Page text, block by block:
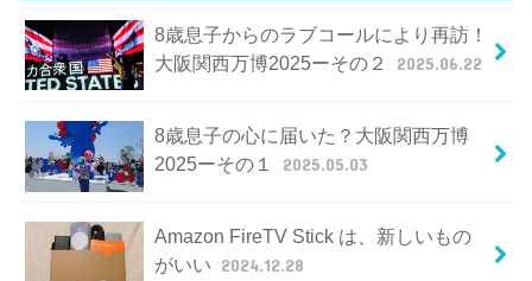
8歳息子からのラブコールにより再訪！
大阪関西万博2025ーその２
2025.06.22
8歳息子の心に届いた？大阪関西万博
2025ーその１
2025.05.03
Amazon FireTV Stick は、新しいもの
がいい 2024.12.28